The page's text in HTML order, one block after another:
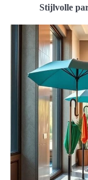
Stijlvolle